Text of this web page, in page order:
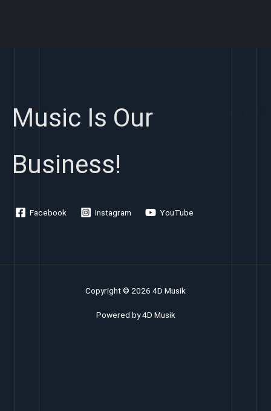
Music Is Our
Business!
Facebook Instagram YouTube
Copyright © 2026 4D Musik
Powered by 4D Musik